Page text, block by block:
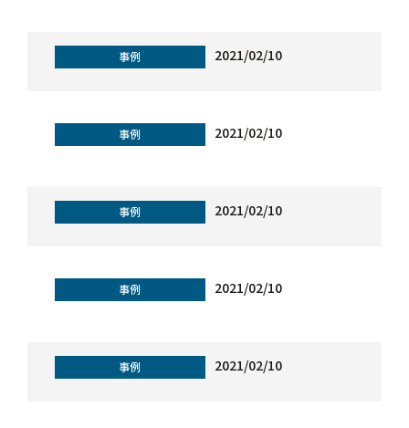
事例 2021/02/10
事例 2021/02/10
事例 2021/02/10
事例 2021/02/10
事例 2021/02/10